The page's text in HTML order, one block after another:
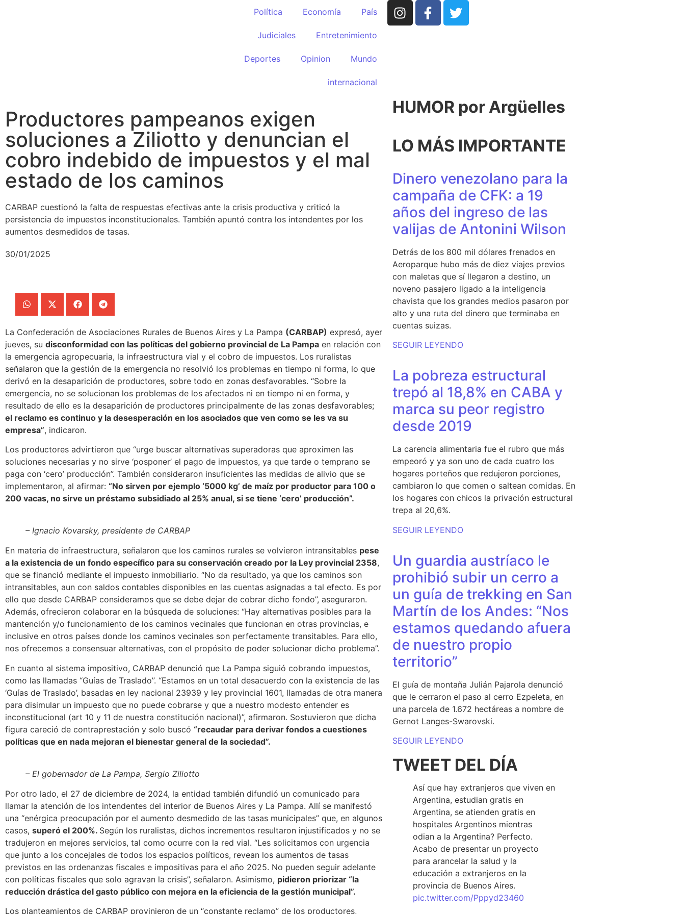
Política Economía País
Judiciales Entretenimiento
Deportes Opinion Mundo
internacional
Productores pampeanos exigen
soluciones a Ziliotto y denuncian el
cobro indebido de impuestos y el mal
estado de los caminos
CARBAP cuestionó la falta de respuestas efectivas ante la crisis productiva y criticó la
persistencia de impuestos inconstitucionales. También apuntó contra los intendentes por los
aumentos desmedidos de tasas.
30/01/2025
La Confederación de Asociaciones Rurales de Buenos Aires y La Pampa (CARBAP) expresó, ayer
jueves, su disconformidad con las políticas del gobierno provincial de La Pampa en relación con
la emergencia agropecuaria, la infraestructura vial y el cobro de impuestos. Los ruralistas
señalaron que la gestión de la emergencia no resolvió los problemas en tiempo ni forma, lo que
derivó en la desaparición de productores, sobre todo en zonas desfavorables. “Sobre la
emergencia, no se solucionan los problemas de los afectados ni en tiempo ni en forma, y
resultado de ello es la desaparición de productores principalmente de las zonas desfavorables;
el reclamo es continuo y la desesperación en los asociados que ven como se les va su
empresa”, indicaron.
Los productores advirtieron que “urge buscar alternativas superadoras que aproximen las
soluciones necesarias y no sirve ‘posponer’ el pago de impuestos, ya que tarde o temprano se
paga con ‘cero’ producción”. También consideraron insuficientes las medidas de alivio que se
implementaron, al afirmar: “No sirven por ejemplo ‘5000 kg’ de maíz por productor para 100 o
200 vacas, no sirve un préstamo subsidiado al 25% anual, si se tiene ‘cero’ producción”.
– Ignacio Kovarsky, presidente de CARBAP
En materia de infraestructura, señalaron que los caminos rurales se volvieron intransitables pese
a la existencia de un fondo específico para su conservación creado por la Ley provincial 2358,
que se financió mediante el impuesto inmobiliario. “No da resultado, ya que los caminos son
intransitables, aun con saldos contables disponibles en las cuentas asignadas a tal efecto. Es por
ello que desde CARBAP consideramos que se debe dejar de cobrar dicho fondo”, aseguraron.
Además, ofrecieron colaborar en la búsqueda de soluciones: “Hay alternativas posibles para la
mantención y/o funcionamiento de los caminos vecinales que funcionan en otras provincias, e
inclusive en otros países donde los caminos vecinales son perfectamente transitables. Para ello,
nos ofrecemos a consensuar alternativas, con el propósito de poder solucionar dicho problema”.
En cuanto al sistema impositivo, CARBAP denunció que La Pampa siguió cobrando impuestos,
como las llamadas “Guías de Traslado”. “Estamos en un total desacuerdo con la existencia de las
‘Guías de Traslado’, basadas en ley nacional 23939 y ley provincial 1601, llamadas de otra manera
para disimular un impuesto que no puede cobrarse y que a nuestro modesto entender es
inconstitucional (art 10 y 11 de nuestra constitución nacional)”, afirmaron. Sostuvieron que dicha
figura careció de contraprestación y solo buscó “recaudar para derivar fondos a cuestiones
políticas que en nada mejoran el bienestar general de la sociedad”.
– El gobernador de La Pampa, Sergio Ziliotto
Por otro lado, el 27 de diciembre de 2024, la entidad también difundió un comunicado para
llamar la atención de los intendentes del interior de Buenos Aires y La Pampa. Allí se manifestó
una “enérgica preocupación por el aumento desmedido de las tasas municipales” que, en algunos
casos, superó el 200%. Según los ruralistas, dichos incrementos resultaron injustificados y no se
tradujeron en mejores servicios, tal como ocurre con la red vial. “Les solicitamos con urgencia
que junto a los concejales de todos los espacios políticos, revean los aumentos de tasas
previstos en las ordenanzas fiscales e impositivas para el año 2025. No pueden seguir adelante
con políticas fiscales que solo agravan la crisis”, señalaron. Asimismo, pidieron priorizar “la
reducción drástica del gasto público con mejora en la eficiencia de la gestión municipal”.
Los planteamientos de CARBAP provinieron de un “constante reclamo” de los productores,
HUMOR por Argüelles​
LO MÁS IMPORTANTE
Dinero venezolano para la
campaña de CFK: a 19
años del ingreso de las
valijas de Antonini Wilson
Detrás de los 800 mil dólares frenados en
Aeroparque hubo más de diez viajes previos
con maletas que sí llegaron a destino, un
noveno pasajero ligado a la inteligencia
chavista que los grandes medios pasaron por
alto y una ruta del dinero que terminaba en
cuentas suizas.
SEGUIR LEYENDO
La pobreza estructural
trepó al 18,8% en CABA y
marca su peor registro
desde 2019
La carencia alimentaria fue el rubro que más
empeoró y ya son uno de cada cuatro los
hogares porteños que redujeron porciones,
cambiaron lo que comen o saltean comidas. En
los hogares con chicos la privación estructural
trepa al 20,6%.
SEGUIR LEYENDO
Un guardia austríaco le
prohibió subir un cerro a
un guía de trekking en San
Martín de los Andes: “Nos
estamos quedando afuera
de nuestro propio
territorio”
El guía de montaña Julián Pajarola denunció
que le cerraron el paso al cerro Ezpeleta, en
una parcela de 1.672 hectáreas a nombre de
Gernot Langes-Swarovski.
SEGUIR LEYENDO
TWEET DEL DÍA
Así que hay extranjeros que viven en
Argentina, estudian gratis en
Argentina, se atienden gratis en
hospitales Argentinos mientras
odian a la Argentina? Perfecto.
Acabo de presentar un proyecto
para arancelar la salud y la
educación a extranjeros en la
provincia de Buenos Aires.
pic.twitter.com/Pppyd23460